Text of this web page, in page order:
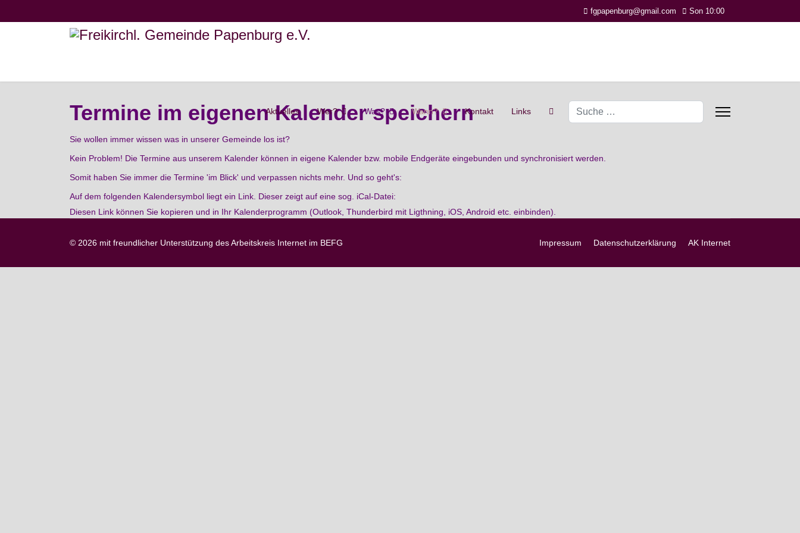
fgpapenburg@gmail.com Son 10:00
Aktuelles Wer? Was? Wann? Kontakt Links
Suchen
Termine im eigenen Kalender speichern
Sie wollen immer wissen was in unserer Gemeinde los ist?
Kein Problem! Die Termine aus unserem Kalender können in eigene Kalender bzw. mobile Endgeräte eingebunden und synchronisiert werden.
Somit haben Sie immer die Termine 'im Blick' und verpassen nichts mehr. Und so geht's:
Auf dem folgenden Kalendersymbol liegt ein Link. Dieser zeigt auf eine sog. iCal-Datei:
Diesen Link können Sie kopieren und in Ihr Kalenderprogramm (Outlook, Thunderbird mit Ligthning, iOS, Android etc. einbinden).
© 2026 mit freundlicher Unterstützung des Arbeitskreis Internet im BEFG Impressum Datenschutzerklärung AK Internet